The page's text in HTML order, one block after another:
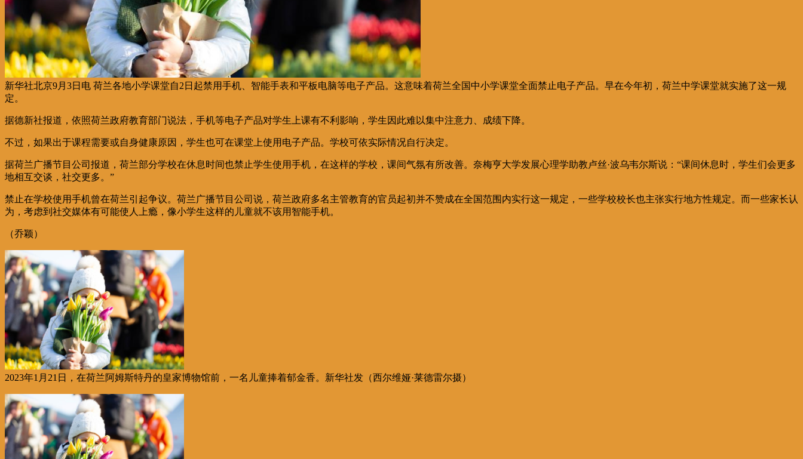
新华社北京9月3日电 荷兰各地小学课堂自2日起禁用手机、智能手表和平板电脑等电子产品。这意味着荷兰全国中小学课堂全面禁止电子产品。早在今年初，荷兰中学课堂就实施了这一规
定。
据德新社报道，依照荷兰政府教育部门说法，手机等电子产品对学生上课有不利影响，学生因此难以集中注意力、成绩下降。
不过，如果出于课程需要或自身健康原因，学生也可在课堂上使用电子产品。学校可依实际情况自行决定。
据荷兰广播节目公司报道，荷兰部分学校在休息时间也禁止学生使用手机，在这样的学校，课间气氛有所改善。奈梅亨大学发展心理学助教卢丝·波乌韦尔斯说：“课间休息时，学生们会更多
地相互交谈，社交更多。”
禁止在学校使用手机曾在荷兰引起争议。荷兰广播节目公司说，荷兰政府多名主管教育的官员起初并不赞成在全国范围内实行这一规定，一些学校校长也主张实行地方性规定。而一些家长认
为，考虑到社交媒体有可能使人上瘾，像小学生这样的儿童就不该用智能手机。
（乔颖）
2023年1月21日，在荷兰阿姆斯特丹的皇家博物馆前，一名儿童捧着郁金香。新华社发（西尔维娅·莱德雷尔摄）